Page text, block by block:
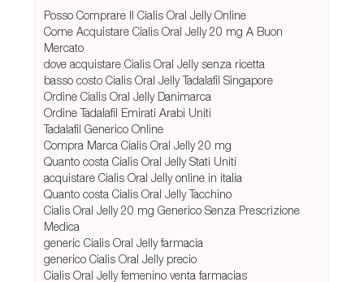
Posso Comprare Il Cialis Oral Jelly Online
Come Acquistare Cialis Oral Jelly 20 mg A Buon
Mercato
dove acquistare Cialis Oral Jelly senza ricetta
basso costo Cialis Oral Jelly Tadalafil Singapore
Ordine Cialis Oral Jelly Danimarca
Ordine Tadalafil Emirati Arabi Uniti
Tadalafil Generico Online
Compra Marca Cialis Oral Jelly 20 mg
Quanto costa Cialis Oral Jelly Stati Uniti
acquistare Cialis Oral Jelly online in italia
Quanto costa Cialis Oral Jelly Tacchino
Cialis Oral Jelly 20 mg Generico Senza Prescrizione
Medica
generic Cialis Oral Jelly farmacia
generico Cialis Oral Jelly precio
Cialis Oral Jelly femenino venta farmacias